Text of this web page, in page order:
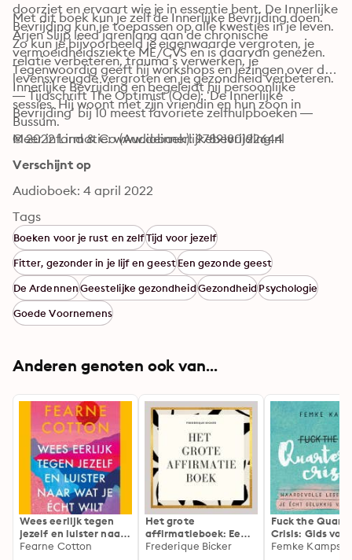
doorziet en ervaart wie je in essentie bent. De Innerlijke
Bevrijding kun je toepassen op alle kwesties in je leven.
Zo kun je bijvoorbeeld je eigenwaarde vergroten, je
relatie verbeteren, trauma’s verwerken, je
levensvreugde vergroten en je gezondheid verbeteren.
Met dit boek kun je zelf de Innerlijke Bevrijding doen.
Arjen Slijp leed jarenlang aan de chronische
vermoeidheidsziekte ME/CVS en is daarvan genezen.
Tegenwoordig geeft hij workshops en lezingen over de
Innerlijke Bevrijding en begeleidt hij persoonlijke
sessies. Hij woont met zijn vriendin en hun zoon in
Bussum.
Meer informatie: www.deinnerlijkebevrijding.nl
— Tijdschrift The Optimist (Ode): ‘De Innerlijke
Bevrijding’ bij 10 meest favoriete zelfhulpboeken —
© 2022 Lind & Co (Audioboek): 9789180192644
Verschijnt op
Audioboek: 4 april 2022
Tags
Boeken voor je rust en zelfTijd voor jezelf
Fitter, gezonder in je lijf en geestEen gezonde geest
De ArdennenGeestelijke gezondheidGezondheidPsychologie
Goede Voornemens
Anderen genoten ook van...
Wees eerlijk tegen
jezelf en luister naar
wat je écht wilt
Fearne Cotton
Het grote
affirmatieboek: Een
boek vol woorden die
Frederique Bicker
Fuck the
Crisis: Gids voor
omgaan met
Femke Kamps